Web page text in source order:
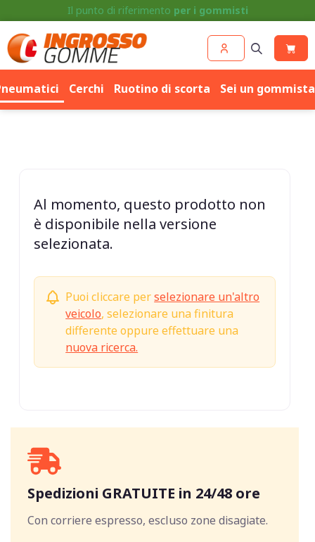
Competenza e prezzo perCerchiePneumatici
Cerchi Ruotino di scorta Sei un
Al momento, questo prodotto non
è disponibile nella versione
selezionata.
Puoi cliccare perselezionare un'altro
veicolo, selezionare una finitura
differente oppure effettuare una
nuova ricerca.
Spedizioni GRATUITE in 24/48 ore
Con corriere espresso, escluso zone disagiate.